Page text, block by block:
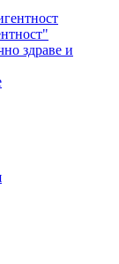
здраве и